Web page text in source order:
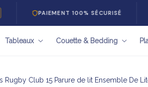
PAIEMENT 100% SÉCURISÉ
Tableaux Couette & Bedding
Rugby Club 15 Parure de lit Ensemble De